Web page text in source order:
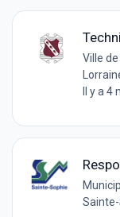
Ville
Il y a 4